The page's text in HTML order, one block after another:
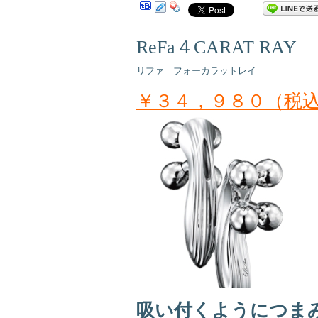
ReFa４CARAT RAY
リファ フォーカラットレイ
￥３４，９８０（税込
吸い付くようにつま